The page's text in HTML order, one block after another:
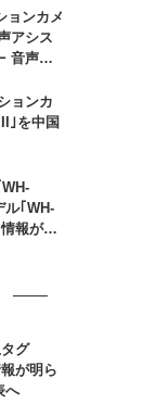
ョンカメ
アシス
音声で
ョンカ
｣を中国
ル｢WH-
報が明
グ
が明ら
へ